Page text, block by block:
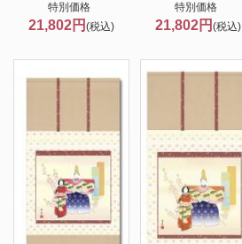
特別価格
21,802円(税込)
特別価格
21,802円(税込)